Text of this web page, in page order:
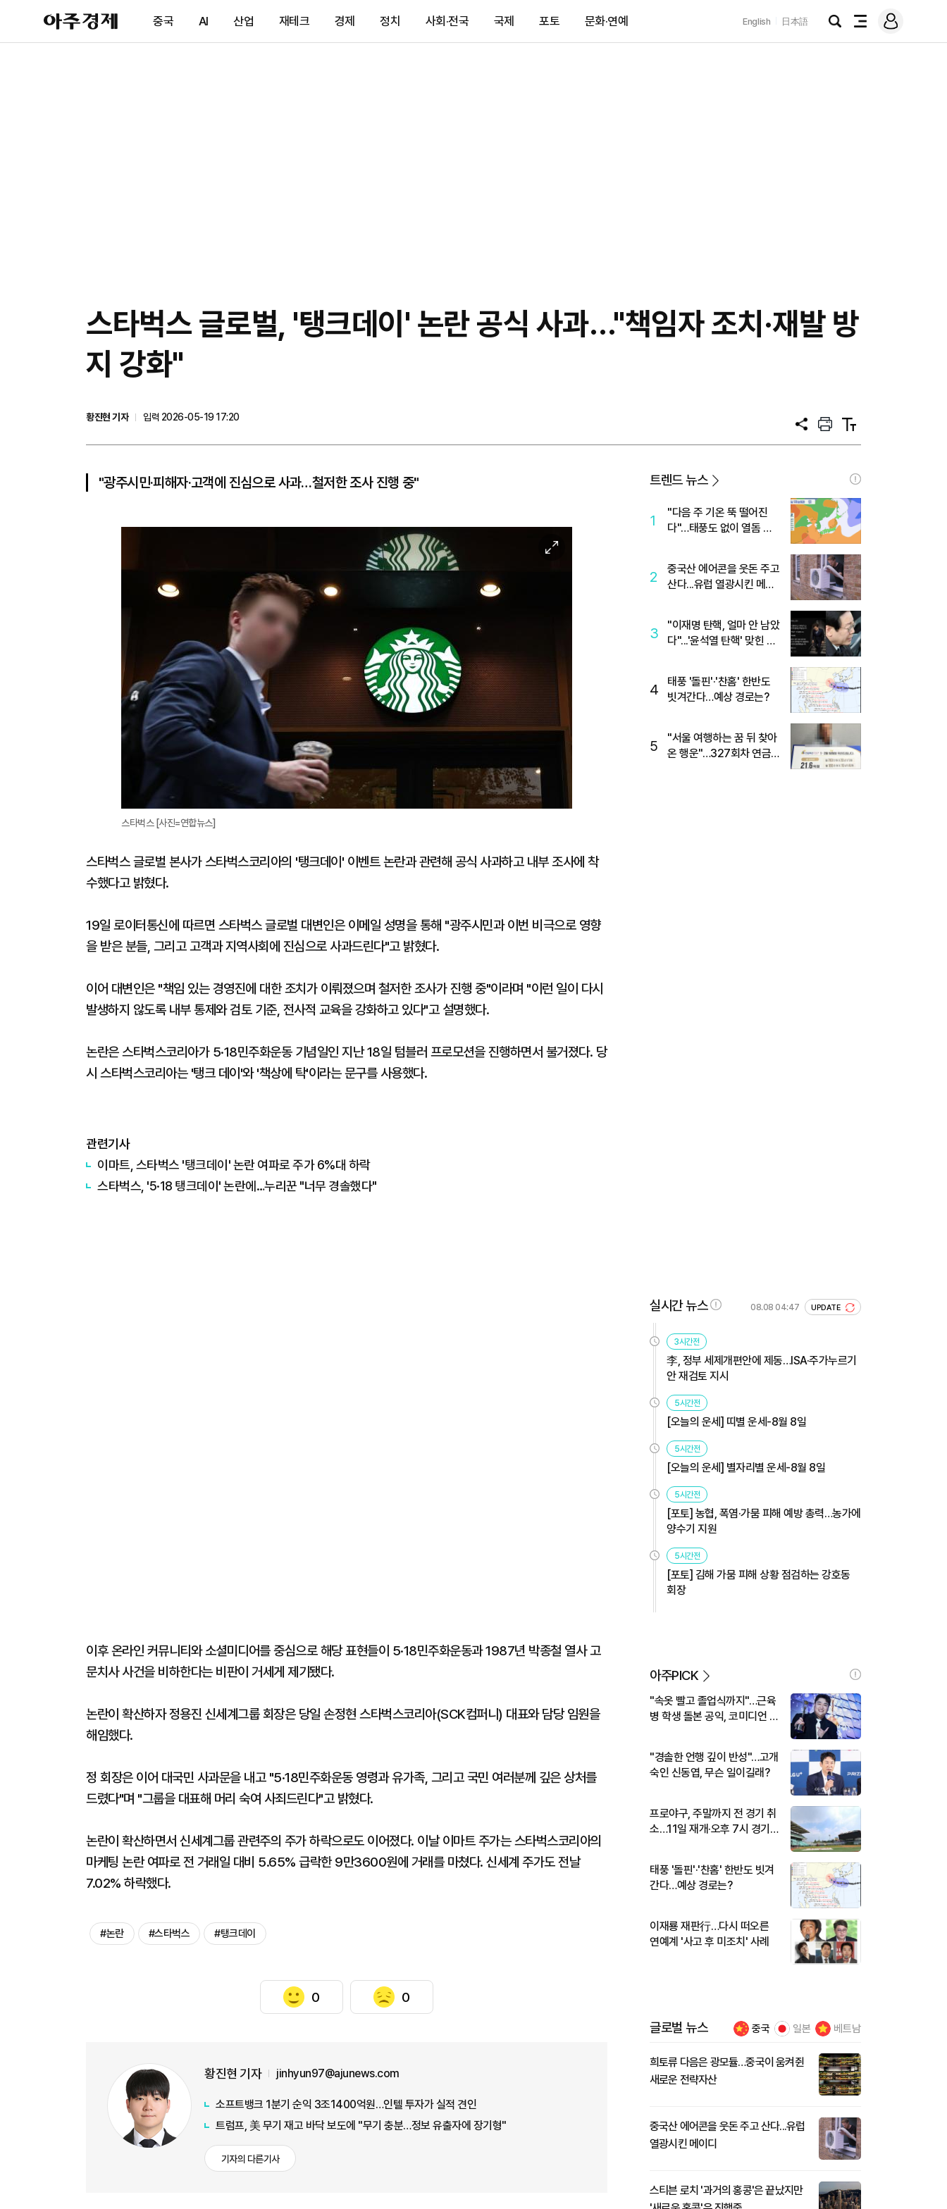
아
주
제
중국 AI 산업 재테크 경제 정치 사회·전국 국제 포토 문화·연예 English 日本語
검
전
메
그
스타벅스 글로벌, '탱크데이' 논란 공식 사과…"책임자 조치·재발 방
지 강화"
황진현 기자
입력 2026-05-19 17:20
공
프
트
텍
트
"광주시민·피해자·고객에 진심으로 사과…철저한 조사 진행 중"
스타벅스 [사진=연합뉴스]
스타벅스 글로벌 본사가 스타벅스코리아의 '탱크데이' 이벤트 논란과 관련해 공식 사과하고 내부 조사에 착
수했다고 밝혔다.
19일 로이터통신에 따르면 스타벅스 글로벌 대변인은 이메일 성명을 통해 "광주시민과 이번 비극으로 영향
을 받은 분들, 그리고 고객과 지역사회에 진심으로 사과드린다"고 밝혔다.
이어 대변인은 "책임 있는 경영진에 대한 조치가 이뤄졌으며 철저한 조사가 진행 중"이라며 "이런 일이 다시
발생하지 않도록 내부 통제와 검토 기준, 전사적 교육을 강화하고 있다"고 설명했다.
논란은 스타벅스코리아가 5·18민주화운동 기념일인 지난 18일 텀블러 프로모션을 진행하면서 불거졌다. 당
시 스타벅스코리아는 '탱크 데이'와 '책상에 탁'이라는 문구를 사용했다.
관련기사
이마트, 스타벅스 '탱크데이' 논란 여파로 주가 6%대 하락
스타벅스, '5·18 탱크데이' 논란에…누리꾼 "너무 경솔했다"
이후 온라인 커뮤니티와 소셜미디어를 중심으로 해당 표현들이 5·18민주화운동과 1987년 박종철 열사 고
문치사 사건을 비하한다는 비판이 거세게 제기됐다.
논란이 확산하자 정용진 신세계그룹 회장은 당일 손정현 스타벅스코리아(SCK컴퍼니) 대표와 담당 임원을
해임했다.
정 회장은 이어 대국민 사과문을 내고 "5·18민주화운동 영령과 유가족, 그리고 국민 여러분께 깊은 상처를
드렸다"며 "그룹을 대표해 머리 숙여 사죄드린다"고 밝혔다.
논란이 확산하면서 신세계그룹 관련주의 주가 하락으로도 이어졌다. 이날 이마트 주가는 스타벅스코리아의
마케팅 논란 여파로 전 거래일 대비 5.65% 급락한 9만3600원에 거래를 마쳤다. 신세계 주가도 전날
7.02% 하락했다.
#논란 #스타벅스 #탱크데이
0 0
황진현 기자 jinhyun97@ajunews.com
소프트뱅크 1분기 순익 3조1400억원…인텔 투자가 실적 견인
트럼프, 美 무기 재고 바닥 보도에 "무기 충분…정보 유출자에 장기형"
기자의 다른기사
트렌드 뉴스
1
"다음 주 기온 뚝 떨어진
다"…태풍도 없이 열돔 박
2
중국산 에어콘을 웃돈 주고
산다...유럽 열광시킨 메이
3
"이재명 탄핵, 얼마 안 남았
다"...'윤석열 탄핵' 맞힌 무
4
태풍 '돌핀'·'찬홈' 한반도
빗겨간다…예상 경로는?
5
"서울 여행하는 꿈 뒤 찾아
온 행운"…327회차 연금
실시간 뉴스 08.08 04:47 UPDATE
3시간전
李, 정부 세제개편안에 제동…ISA·주가누르기
안 재검토 지시
5시간전
[오늘의 운세] 띠별 운세-8월 8일
5시간전
[오늘의 운세] 별자리별 운세-8월 8일
5시간전
[포토] 농협, 폭염·가뭄 피해 예방 총력…농가에
양수기 지원
5시간전
[포토] 김해 가뭄 피해 상황 점검하는 강호동
회장
아주PICK
"속옷 빨고 졸업식까지"…근육
병 학생 돌본 공익, 코미디언 김
"경솔한 언행 깊이 반성"…고개
숙인 신동엽, 무슨 일이길래?
프로야구, 주말까지 전 경기 취
소…11일 재개·오후 7시 경기
태풍 '돌핀'·'찬홈' 한반도 빗겨
간다…예상 경로는?
이재룡 재판行…다시 떠오른
연예계 '사고 후 미조치' 사례
글로벌 뉴스 중국 일본 베트남
희토류 다음은 광모듈…중국이 움켜쥔
새로운 전략자산
중국산 에어콘을 웃돈 주고 산다...유럽
열광시킨 메이디
스티븐 로치 '과거의 홍콩'은 끝났지만